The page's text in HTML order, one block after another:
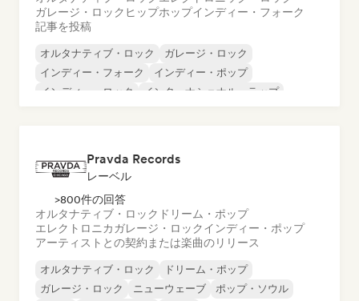
ガレージ・ロック ヒップホップインディー・フォーク
記事を投稿
オルタナティブ・ロック
ガレージ・ロック
インディー・フォーク
インディー・ポップ
インディー・ロック
インターナショナル・ラップ
Pravda Records
レーベル
>800件の回答
オルタナティブ・ロック ドリーム・ポップ
エレクトロニカガレージ・ロックインディー・ポップ
アーティストとの契約または楽曲のリリース
オルタナティブ・ロック
ドリーム・ポップ
ガレージ・ロック
ニューウェーブ
ポップ・ソウル